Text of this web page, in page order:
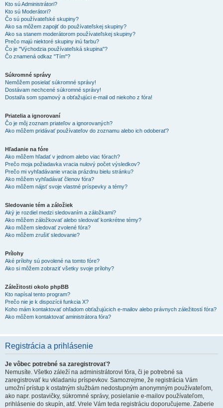
Kto sú Administrátori?
Kto sú Moderátori?
Čo sú používateľské skupiny?
Ako sa môžem zapojiť do používateľskej skupiny?
Ako sa stanem moderátorom používateľskej skupiny?
Prečo majú niektoré skupiny inú farbu?
Čo je "Východzia používateľská skupina"?
Čo znamená odkaz "Tím"?
Súkromné správy
Nemôžem posielať súkromné správy!
Dostávam nechcené súkromné správy!
Dostal/a som spamový a obťažujúci e-mail od niekoho z fóra!
Priatelia a ignorovaní
Čo je môj zoznam priateľov a ignorovaných?
Ako môžem pridávať používateľov do zoznamu alebo ich odoberať?
Hľadanie na fóre
Ako môžem hľadať v jednom alebo viac fórach?
Prečo moja požiadavka vracia nulový počet výsledkov?
Prečo mi vyhľadávanie vracia prázdnu bielu stránku?
Ako môžem vyhľadávať členov fóra?
Ako môžem nájsť svoje vlastné príspevky a témy?
Sledovanie tém a záložiek
Aký je rozdiel medzi sledovaním a záložkami?
Ako môžem záložkovať alebo sledovať konkrétne témy?
Ako môžem sledovať zvolené fóra?
Ako môžem zrušiť sledovanie?
Prílohy
Aké prílohy sú povolené na tomto fóre?
Ako si môžem zobraziť všetky svoje prílohy?
Záležitosti okolo phpBB
Kto napísal tento program?
Prečo nie je k dispozícii funkcia X?
Koho mám kontaktovať ohľadom obťažujúcich e-mailov alebo právnych záležitostí fóra?
Ako môžem kontaktovať aministrátora fóra?
Registrácia a prihlásenie
Je vôbec potrebné sa zaregistrovať?
Nemusíte. Všetko záleží na administrátorovi fóra, či je potrebné sa
zaregistrovať ku vkladaniu príspevkov. Samozrejme, že registrácia Vám
umožní prístup k ostatným službám nedostupným anonymným používateľom,
ako napr. postavičky, súkromné správy, posielanie e-mailov používateľom,
prihlásenie do skupín, atď. Vrele Vám teda registráciu doporučujeme. Zaberie